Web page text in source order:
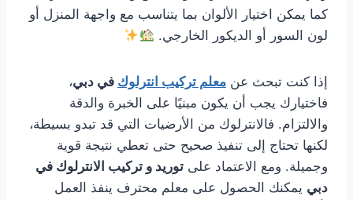
كما يمكن اختيار الألوان بما يتناسب مع واجهة المنزل أو
لون السور أو الديكور الخارجي.
إذا كنت تبحث عن معلم تركيب انترلوك في دبي،
فاختيارك يجب أن يكون مبنيًا على الخبرة والدقة
والالتزام. فالانترلوك من الأرضيات التي قد تبدو بسيطة،
لكنها تحتاج إلى تنفيذ صحيح حتى تعطي نتيجة قوية
وجميلة. ومع الاعتماد على توريد و تركيب الانترلوك في
دبي يمكنك الحصول على معلم محترف ينفذ العمل